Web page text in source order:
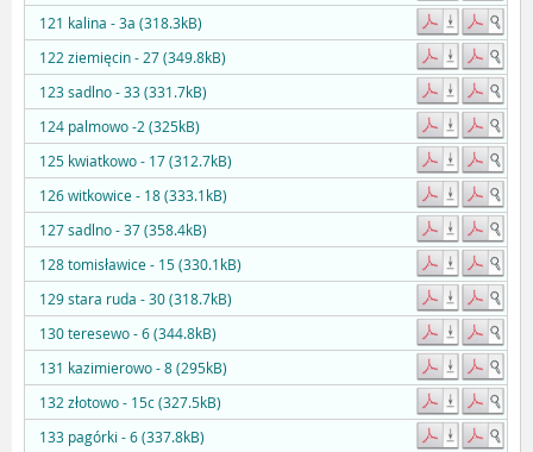
121 kalina - 3a (318.3kB)
122 ziemięcin - 27 (349.8kB)
123 sadlno - 33 (331.7kB)
124 palmowo -2 (325kB)
125 kwiatkowo - 17 (312.7kB)
126 witkowice - 18 (333.1kB)
127 sadlno - 37 (358.4kB)
128 tomisławice - 15 (330.1kB)
129 stara ruda - 30 (318.7kB)
130 teresewo - 6 (344.8kB)
131 kazimierowo - 8 (295kB)
132 złotowo - 15c (327.5kB)
133 pagórki - 6 (337.8kB)